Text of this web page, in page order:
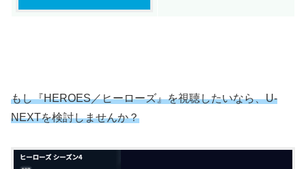
もし『HEROES／ヒーローズ』を視聴したいなら、U-
NEXTを検討しませんか？